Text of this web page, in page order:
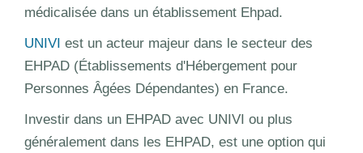
médicalisée dans un établissement Ehpad.
UNIVI est un acteur majeur dans le secteur des
EHPAD (Établissements d'Hébergement pour
Personnes Âgées Dépendantes) en France.
Investir dans un EHPAD avec UNIVI ou plus
généralement dans les EHPAD, est une option qui